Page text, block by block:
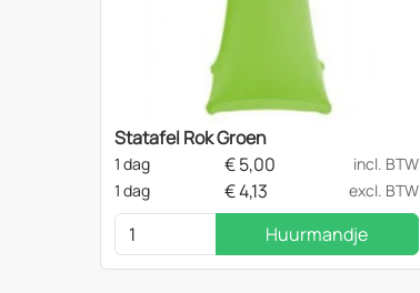
Statafel Rok Groen
1 dag €5,00
incl. BTW
1 dag
€4,13 excl. BTW
Huurmandje